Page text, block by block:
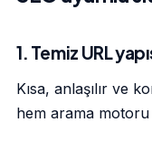
1. Temiz URL
Kısa, anlaşılır ve
hem arama